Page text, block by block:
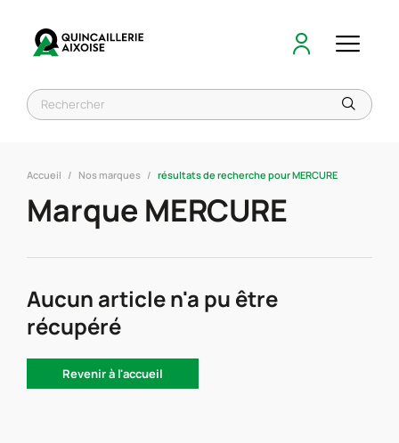
Accueil Nos marques résultats de recherche pour MERCURE
Marque MERCURE
Aucun article n'a pu être
récupéré
Revenir à l'accueil